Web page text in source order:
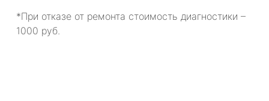
*При отказе от ремонта стоимость диагностики –
1000 руб.